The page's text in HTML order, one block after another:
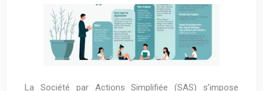
La Société par Actions Simplifiée (SAS) s’impose